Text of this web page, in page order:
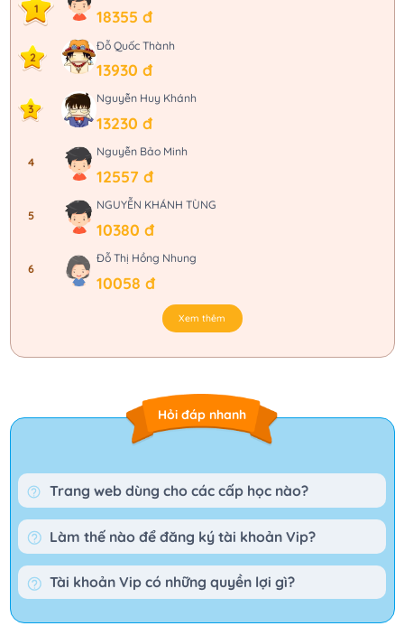
1 18355 đ
2
Đỗ Quốc Thành
13930 đ
3
Nguyễn Huy Khánh
13230 đ
4
Nguyễn Bảo Minh
12557 đ
5
NGUYỄN KHÁNH TÙNG
10380 đ
6
Đỗ Thị Hồng Nhung
10058 đ
Xem thêm
Hỏi đáp nhanh
Trang web dùng cho các cấp học nào?
Làm thế nào để đăng ký tài khoản Vip?
Tài khoản Vip có những quyền lợi gì?